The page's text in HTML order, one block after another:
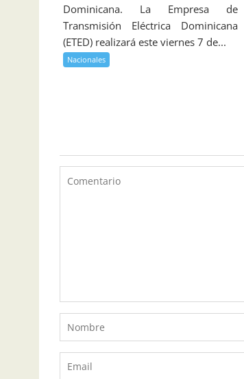
Dominicana. La Empresa de
Transmisión Eléctrica Dominicana
(ETED) realizará este viernes 7 de...
Nacionales